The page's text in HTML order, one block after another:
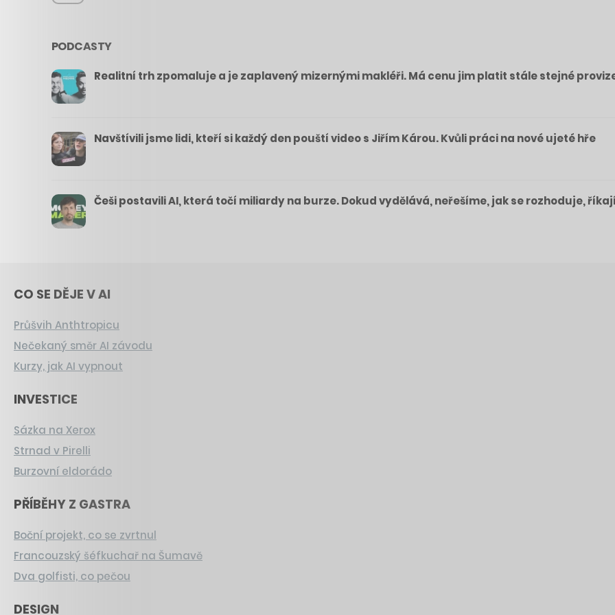
PODCASTY
Realitní trh zpomaluje a je zaplavený mizernými makléři. Má cenu jim platit stále stejné
Navštívili jsme lidi, kteří si každý den pouští video s Jiřím Károu. Kvůli práci na nové ujeté hře
Češi postavili AI, která točí miliardy na burze. Dokud vydělává, neřešíme, jak se rozhoduje,
CO SE DĚJE V AI
Průšvih Anthtropicu
Nečekaný směr AI závodu
Kurzy, jak AI vypnout
INVESTICE
Sázka na Xerox
Strnad v Pirelli
Burzovní eldorádo
PŘÍBĚHY Z GASTRA
Boční projekt, co se zvrtnul
Francouzský šéfkuchař na Šumavě
Dva golfisti, co pečou
DESIGN